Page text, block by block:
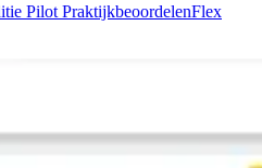
Pilot PraktijkbeoordelenFlex